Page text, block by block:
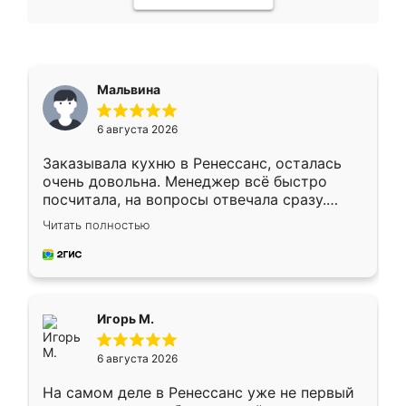
Мальвина
6 августа 2026
Заказывала кухню в Ренессанс, осталась
очень довольна. Менеджер всё быстро
посчитала, на вопросы отвечала сразу.
Замерщик приехал в субботу, подошёл к
делу со всей ответственностью. Собрали
за день, ребята работали аккуратно, даже
Читать полностью
Игорь М.
6 августа 2026
На самом деле в Ренессанс уже не первый